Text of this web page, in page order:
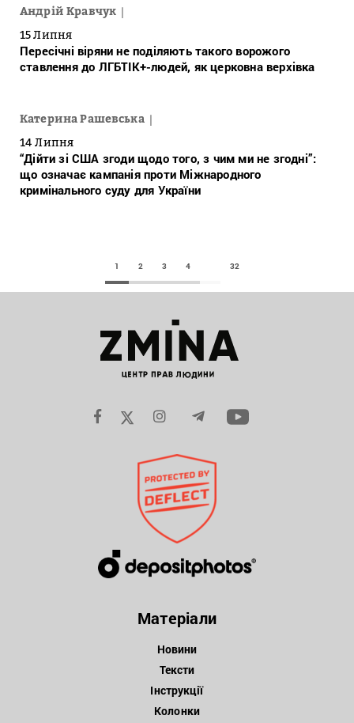
Андрій Кравчук
15 Липня
Пересічні віряни не поділяють такого ворожого
ставлення до ЛГБТІК+-людей, як церковна верхівка
Катерина Рашевська
14 Липня
“Дійти зі США згоди щодо того, з чим ми не згодні”:
що означає кампанія проти Міжнародного
кримінального суду для України
1 2 3 4 32
Матеріали
Новини
Тексти
Інструкції
Колонки